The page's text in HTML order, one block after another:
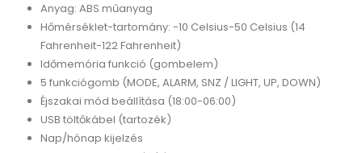
Anyag: ABS műanyag
Hőmérséklet-tartomány: -10 Celsius-50 Celsius (14
Fahrenheit-122 Fahrenheit)
Időmemória funkció (gombelem)
5 funkciógomb (MODE, ALARM, SNZ / LIGHT, UP, DOWN)
Éjszakai mód beállítása (18:00-06:00)
USB töltőkábel (tartozék)
Nap/hónap kijelzés